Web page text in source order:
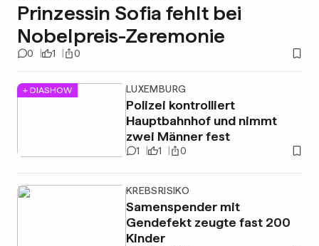
Prinzessin Sofia fehlt bei
Nobelpreis-Zeremonie
0 1 0
+ DIASHOW LUXEMBURG
Polizei kontrolliert
Hauptbahnhof und nimmt
zwei Männer fest
1 1 0
KREBSRISIKO
Samenspender mit
Gendefekt zeugte fast 200
Kinder